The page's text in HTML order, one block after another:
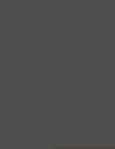
להבין את הצרכים הבריאותיים
אחראית ומדויקת.